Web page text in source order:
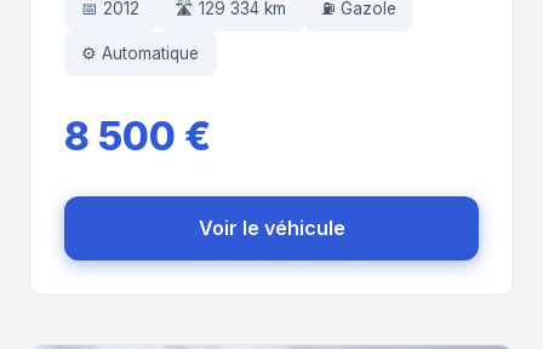
📅 2012 🛣️ 129 334 km ⛽ Gazole
⚙️ Automatique
8 500 €
Voir le véhicule